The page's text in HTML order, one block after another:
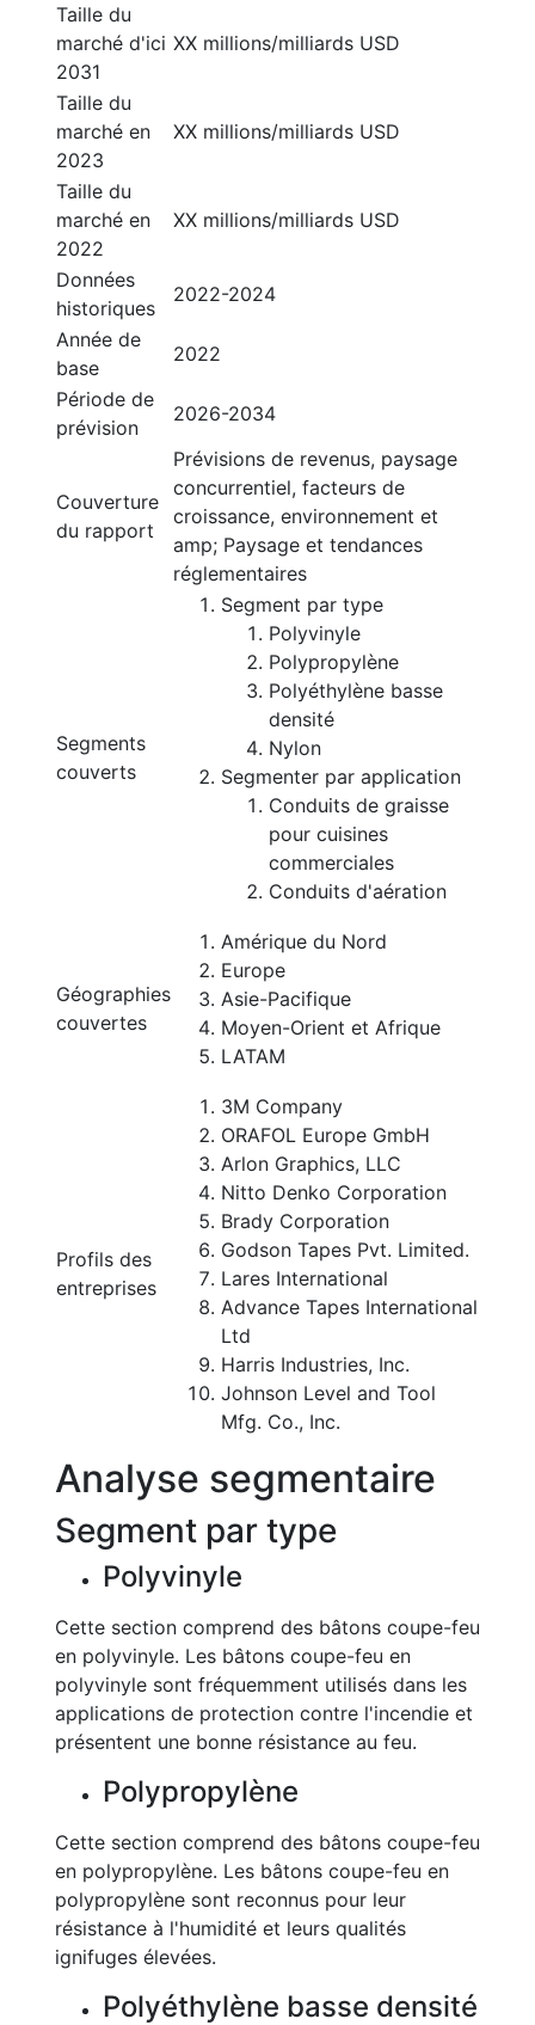
Taille du
marché d'ici
2031
XX millions/milliards USD
Taille du
marché en
2023
XX millions/milliards USD
Taille du
marché en
2022
XX millions/milliards USD
Données
historiques
2022-2024
Année de
base
2022
Période de
prévision
2026-2034
Couverture
du rapport
Prévisions de revenus, paysage
concurrentiel, facteurs de
croissance, environnement et
amp; Paysage et tendances
réglementaires
Segments
couverts
Segment par type
Polyvinyle
Polypropylène
Polyéthylène basse
densité
Nylon
Segmenter par application
Conduits de graisse
pour cuisines
commerciales
Conduits d'aération
Géographies
couvertes
Amérique du Nord
Europe
Asie-Pacifique
Moyen-Orient et Afrique
LATAM
Profils des
entreprises
3M Company
ORAFOL Europe GmbH
Arlon Graphics, LLC
Nitto Denko Corporation
Brady Corporation
Godson Tapes Pvt. Limited.
Lares International
Advance Tapes International
Ltd
Harris Industries, Inc.
Johnson Level and Tool
Mfg. Co., Inc.
Analyse segmentaire
Segment par type
Polyvinyle
Cette section comprend des bâtons coupe-feu
en polyvinyle. Les bâtons coupe-feu en
polyvinyle sont fréquemment utilisés dans les
applications de protection contre l'incendie et
présentent une bonne résistance au feu.
Polypropylène
Cette section comprend des bâtons coupe-feu
en polypropylène. Les bâtons coupe-feu en
polypropylène sont reconnus pour leur
résistance à l'humidité et leurs qualités
ignifuges élevées.
Polyéthylène basse densité